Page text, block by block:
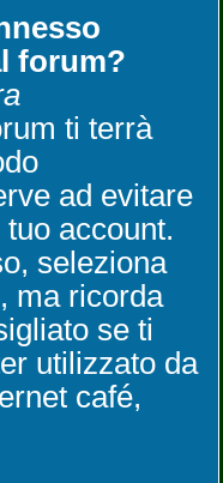
forum?
ti terrà
ad evitare
account.
seleziona
ma ricorda
se ti
utilizzato da
café,